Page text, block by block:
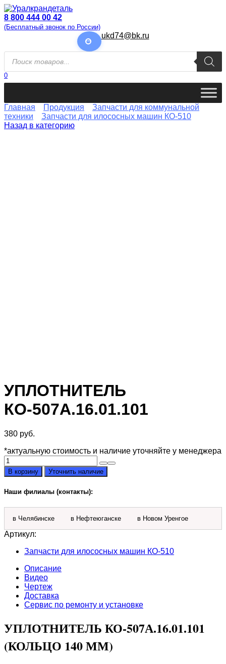
Перейти
к
содержанию
8 800 444 00 42
(Бесплатный звонок по России)
ukd74@bk.ru
Поиск
товаров
0
Главная Продукция
Запчасти для коммунальной
техники
Запчасти для илососных машин КО-510
Назад в категорию
УПЛОТНИТЕЛЬ
КО-507А.16.01.101
380 руб.
*актуальную стоимость и наличие уточняйте у менеджера
Количество
товара
Уплотнитель
КО-507А.16.01.101
В корзину Уточнить наличие
Наши филиалы (контакты):
в Челябинске в Нефтеюганске в Новом Уренгое
Артикул:
Запчасти для илососных машин КО-510
Описание
Видео
Чертеж
Доставка
Сервис по ремонту и установке
УПЛОТНИТЕЛЬ КО-507А.16.01.101
(КОЛЬЦО 140 ММ)